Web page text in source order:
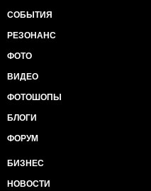
СОБЫТИЯ
РЕЗОНАНС
ФОТО
ВИДЕО
ФОТОШОПЫ
БЛОГИ
ФОРУМ
БИЗНЕС
НОВОСТИ